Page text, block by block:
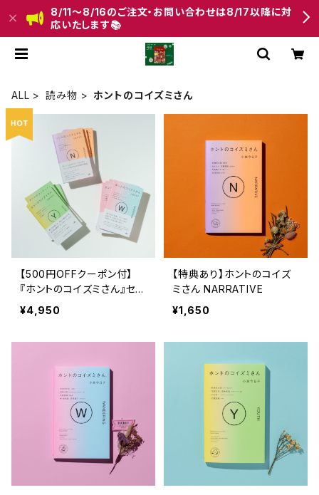
8/11〜8/16のご注文・お問い合わせは8/17以降に対
応いたします📚
ALL 読み物 ホントのコイズミさん
【500円OFFクーポン付】
『ホントのコイズミさん』セッ
ト 『ホントのコイズミさん Y
OUTH』 『ホントのコイズミ
¥4,950
【特典あり】ホントのコイズ
ミさん NARRATIVE
¥1,650